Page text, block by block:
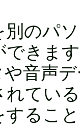
のパ
できま
や音声
てい
するこ